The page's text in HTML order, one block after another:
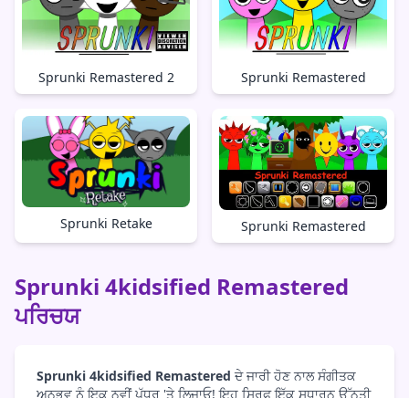
Sprunki Remastered 2 Sprunki Remastered
Sprunki Retake Sprunki Remastered
Sprunki 4kidsified Remastered
ਪਰਿਚਯ
Sprunki 4kidsified Remastered ਦੇ ਜਾਰੀ ਹੋਣ ਨਾਲ ਸੰਗੀਤਕ
ਅਨੁਭਵ ਨੂੰ ਇਕ ਨਵੀਂ ਪੱਧਰ 'ਤੇ ਲਿਜਾਓ! ਇਹ ਸਿਰਫ ਇੱਕ ਸਧਾਰਨ ਉੱਨਤੀ